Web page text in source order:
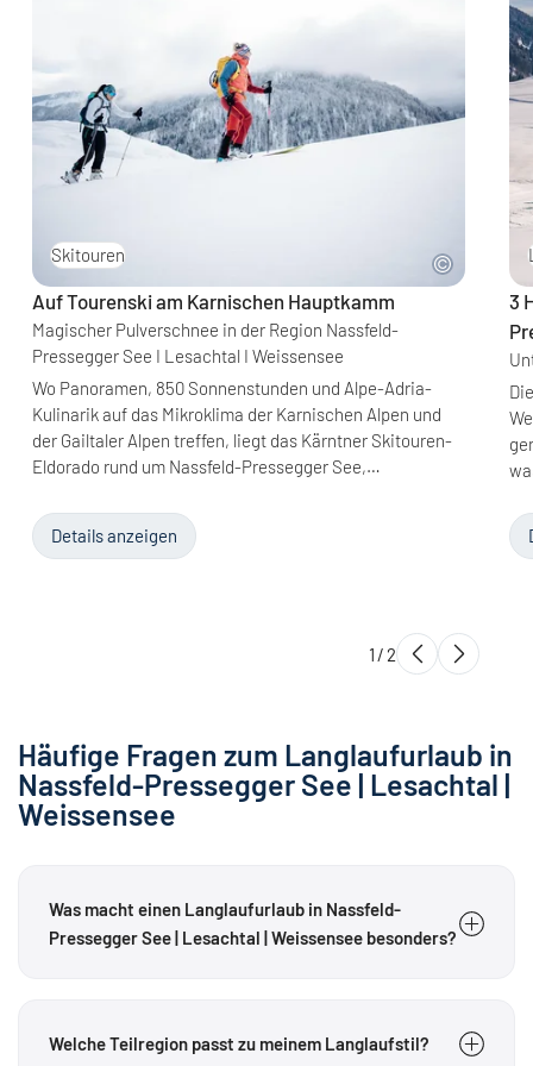
Skitouren
Auf Tourenski am Karnischen Hauptkamm
Magischer Pulverschnee in der Region Nassfeld-
Pressegger See I Lesachtal I Weissensee
Wo Panoramen, 850 Sonnenstunden und Alpe-Adria-
Kulinarik auf das Mikroklima der Karnischen Alpen und
der Gailtaler Alpen treffen, liegt das Kärntner Skitouren-
Eldorado rund um Nassfeld-Pressegger See,…
Details anzeigen
3
1 / 2
Häufige Fragen zum Langlaufurlaub in
Nassfeld-Pressegger See | Lesachtal |
Weissensee
Was macht einen Langlaufurlaub in Nassfeld-
Pressegger See | Lesachtal | Weissensee besonders?
Weissensee. Klassische Technik, Skating,
Welche Teilregion passt zu meinem Langlaufstil?